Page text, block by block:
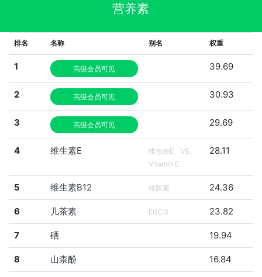
营养素
排名 名称 别名 权重
1 高级会员可见 39.69
2 高级会员可见 30.93
3 高级会员可见 29.69
4 维生素E
维他命E、VE、
Vitamin E
28.11
5 维生素B12 钴胺素 24.36
6 儿茶素 EGCG 23.82
7 硒 19.94
8 山柰酚 16.84